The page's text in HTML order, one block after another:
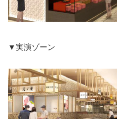
▼実演ゾーン